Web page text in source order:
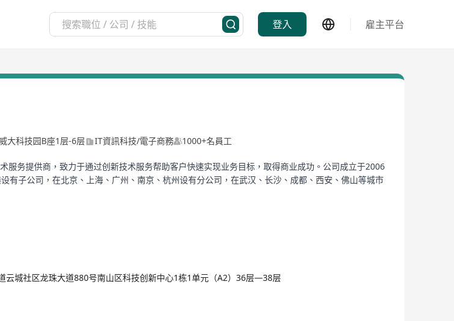
登入 雇主平台
大科技园B座1层-6层
IT資訊科技/電子商務 1000+名員工
务提供商，致力于通过创新技术服务帮助客户快速实现业务目标，取得商业成功。公司成立于2006
子公司，在北京、上海、广州、南京、杭州设有分公司，在武汉、长沙、成都、西安、佛山等城市
资源、标杆客户资源，并构建了逐步成熟的过程实施与质量管控体系，这些软实力构成了法本信息
特性和本质，开发并成功实践行业解决方案。
企业。公司在以信息技术助推客户的商业升级中，采用“匹配、联合”的战略与客户做深度合作，从而
云城社区龙珠大道880号南山区科技创新中心1栋1单元（A2）36层—38层